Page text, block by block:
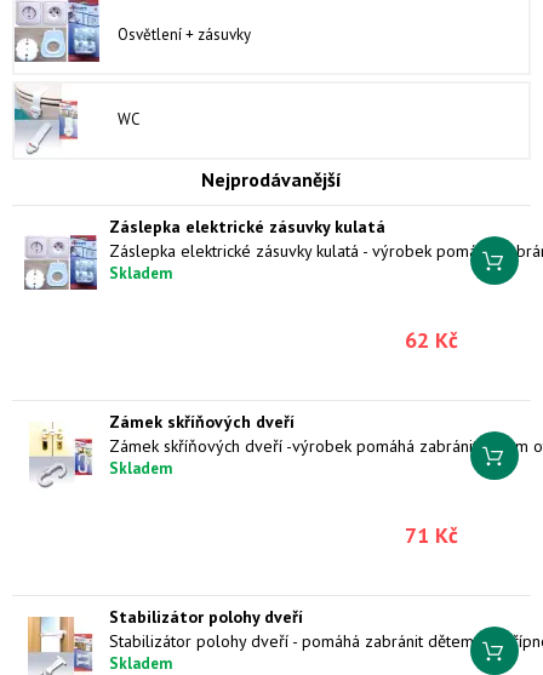
Osvětlení + zásuvky
WC
Nejprodávanější
Záslepka elektrické zásuvky kulatá
Skladem
62 Kč
Zámek skříňových dveří
Skladem
71 Kč
Stabilizátor polohy dveří
Skladem